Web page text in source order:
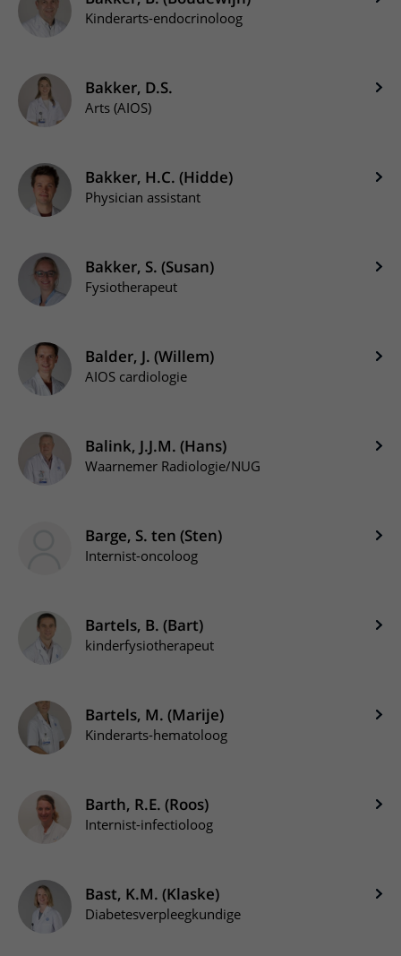
Kinderarts-endocrinoloog
Bakker, D.S.
Arts (AIOS)
Bakker, H.C. (Hidde)
Physician assistant
Bakker, S. (Susan)
Fysiotherapeut
Balder, J. (Willem)
AIOS cardiologie
Balink, J.J.M. (Hans)
Waarnemer Radiologie/NUG
Barge, S. ten (Sten)
Internist-oncoloog
Bartels, B. (Bart)
kinderfysiotherapeut
Bartels, M. (Marije)
Kinderarts-hematoloog
Barth, R.E. (Roos)
Internist-infectioloog
Bast, K.M. (Klaske)
Diabetesverpleegkundige